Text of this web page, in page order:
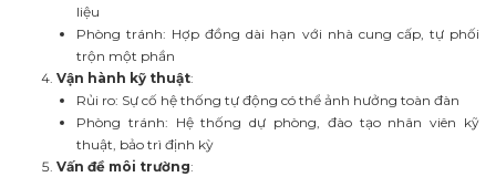
liệu
Phòng tránh: Hợp đồng dài hạn với nhà cung cấp, tự phối
trộn một phần
Vận hành kỹ thuật:
Rủi ro: Sự cố hệ thống tự động có thể ảnh hưởng toàn đàn
Phòng tránh: Hệ thống dự phòng, đào tạo nhân viên kỹ
thuật, bảo trì định kỳ
Vấn đề môi trường: